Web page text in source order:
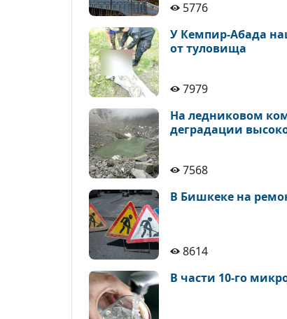
5776
У Кемпир-Абада
от туловища
7979
На ледниковом
деградации
7568
В Бишкеке на
8614
В части 10-го